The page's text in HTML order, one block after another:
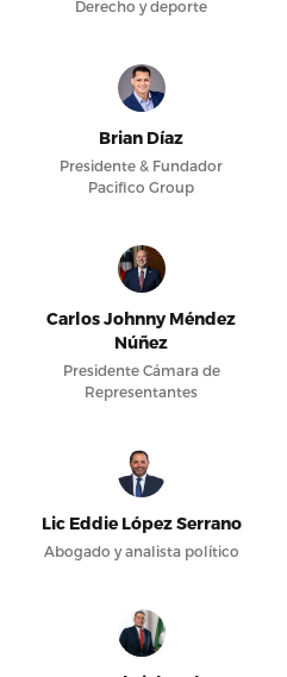
Derecho y deporte
Brian Díaz
Presidente & Fundador
Pacifico Group
Carlos Johnny Méndez
Núñez
Presidente Cámara de
Representantes
Lic Eddie López Serrano
Abogado y analista político